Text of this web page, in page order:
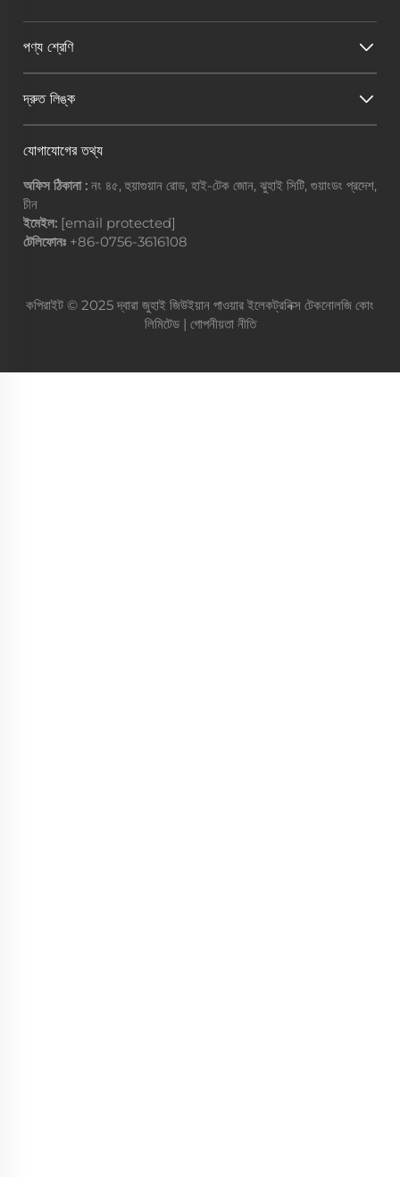
পণ্য শ্রেণি
দ্রুত লিঙ্ক
যোগাযোগের তথ্য
অফিস ঠিকানা : নং ৪৫, হুয়াগুয়ান রোড, হাই-টেক জোন, ঝুহাই সিটি, গুয়াংডং প্রদেশ,
চীন
ইমেইল: [email protected]
টেলিফোনঃ +86-0756-3616108
কপিরাইট © 2025 দ্বারা জুহাই জিউইয়ান পাওয়ার ইলেকট্রনিক্স টেকনোলজি কোং
লিমিটেড | গোপনীয়তা নীতি